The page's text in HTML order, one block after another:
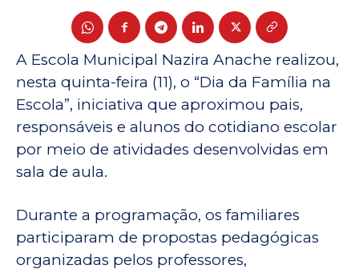
A Escola Municipal Nazira Anache realizou,
nesta quinta-feira (11), o “Dia da Família na
Escola”, iniciativa que aproximou pais,
responsáveis e alunos do cotidiano escolar
por meio de atividades desenvolvidas em
sala de aula.
Durante a programação, os familiares
participaram de propostas pedagógicas
organizadas pelos professores,